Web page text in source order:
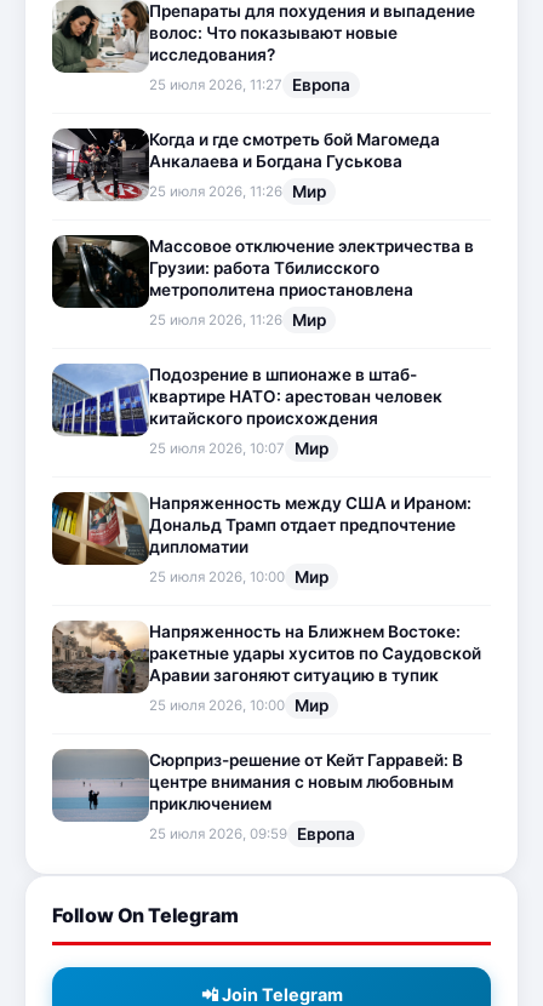
Препараты для похудения и выпадение
волос: Что показывают новые
исследования?
25 июля 2026, 11:27 Европа
Когда и где смотреть бой Магомеда
Анкалаева и Богдана Гуськова
25 июля 2026, 11:26 Мир
Массовое отключение электричества в
Грузии: работа Тбилисского
метрополитена приостановлена
25 июля 2026, 11:26 Мир
Подозрение в шпионаже в штаб-
квартире НАТО: арестован человек
китайского происхождения
25 июля 2026, 10:07 Мир
Напряженность между США и Ираном:
Дональд Трамп отдает предпочтение
дипломатии
25 июля 2026, 10:00 Мир
Напряженность на Ближнем Востоке:
ракетные удары хуситов по Саудовской
Аравии загоняют ситуацию в тупик
25 июля 2026, 10:00 Мир
Сюрприз-решение от Кейт Гарравей: В
центре внимания с новым любовным
приключением
25 июля 2026, 09:59 Европа
Follow On Telegram
📲 Join Telegram